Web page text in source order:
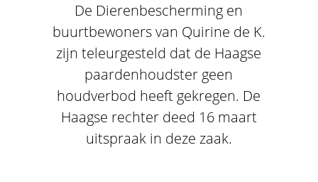
De Dierenbescherming en
buurtbewoners van Quirine de K.
zijn teleurgesteld dat de Haagse
paardenhoudster geen
houdverbod heeft gekregen. De
Haagse rechter deed 16 maart
uitspraak in deze zaak.